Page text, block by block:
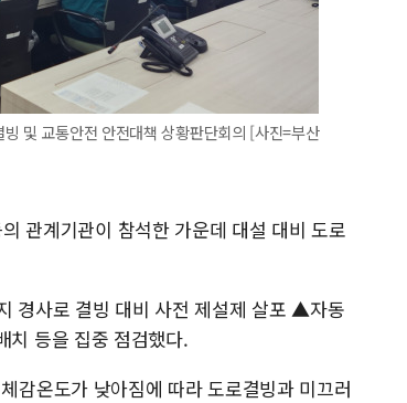
및 교통안전 안전대책 상황판단회의 [사진=부산
관계기관이 참석한 가운데 대설 대비 도로
경사로 결빙 대비 사전 제설제 살포 ▲자동
치 등을 집중 점검했다.
감온도가 낮아짐에 따라 도로결빙과 미끄러